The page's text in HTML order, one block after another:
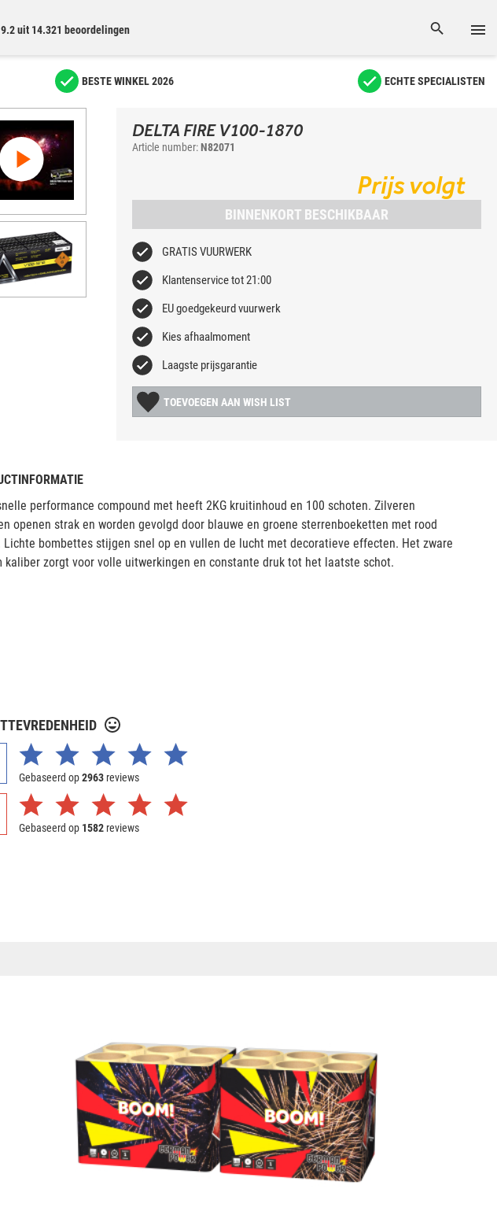
9.2 uit 14.321 beoordelingen
BESTE WINKEL 2026 ECHTE SPECIALISTEN
DELTA FIRE V100-1870
Article number:N82071
Prijs volgt
BINNENKORT BESCHIKBAAR
GRATIS VUURWERK
Klantenservice tot 21:00
EU goedgekeurd vuurwerk
Kies afhaalmoment
Laagste prijsgarantie
TOEVOEGEN AAN WISH LIST
performance compound met heeft 2KG kruitinhoud en 100 schoten. Zilveren
openen strak en worden gevolgd door blauwe en groene sterrenboeketten met rood
bombettes stijgen snel op en vullen de lucht met decoratieve effecten. Het zware
kaliber zorgt voor volle uitwerkingen en constante druk tot het laatste schot.
Gebaseerd op2963reviews
Gebaseerd op 1582reviews